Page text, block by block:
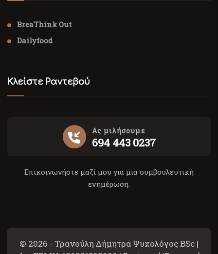
BreaThink Out
Dailyfood
Κλείστε Ραντεβού
Ας μιλήσουμε
694 443 0237
Επικοινωνήστε μαζί μου για μια συμβουλευτική
ενημέρωση.
© 2026 - Τρανούλη Δήμητρα Ψυχολόγος BSc |